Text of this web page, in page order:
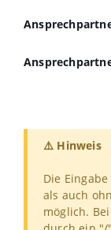
⚠️ Hinweis
Die
als auch
möglich.